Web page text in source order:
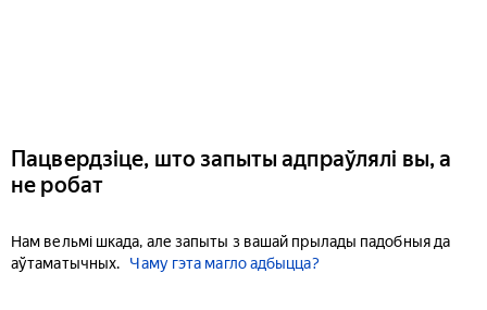
Пацвердзіце, што запыты адпраўлялі вы, а
не робат
Нам вельмі шкада, але запыты з вашай прылады падобныя да
аўтаматычных.
Чаму гэта магло адбыцца?